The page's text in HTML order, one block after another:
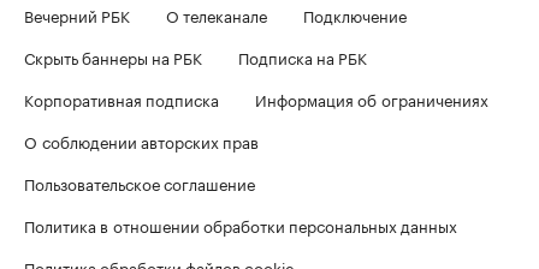
Вечерний РБК
О телеканале
Подключение
Скрыть баннеры на РБК
Подписка на РБК
Корпоративная подписка
Информация об ограничениях
О соблюдении авторских прав
Пользовательское соглашение
Политика в отношении обработки персональных данных